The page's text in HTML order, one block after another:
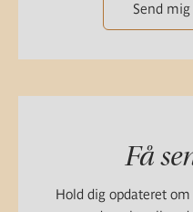
Send
Få
Hold dig opdateret